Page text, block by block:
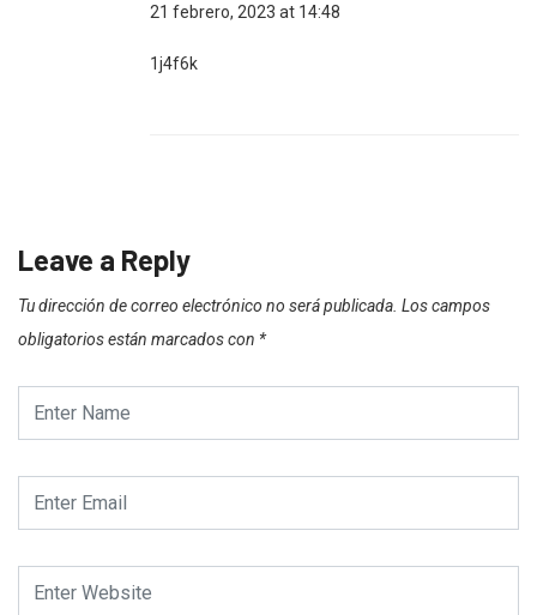
21 febrero, 2023 at 14:48
1j4f6k
Leave a Reply
Tu dirección de correo electrónico no será publicada. Los campos
obligatorios están marcados con *